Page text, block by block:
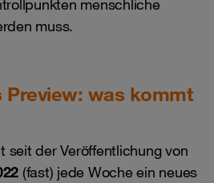
menschliche
muss.
Preview: was kommt
seit der Veröffentlichung von
(fast) jede Woche ein neues